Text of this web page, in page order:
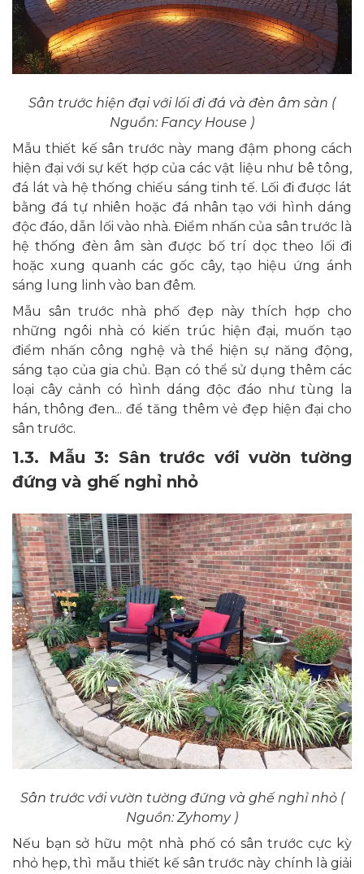
Sân trước hiện đại với lối đi đá và đèn âm sàn (
Nguồn: Fancy House )
Mẫu thiết kế sân trước này mang đậm phong cách
hiện đại với sự kết hợp của các vật liệu như bê tông,
đá lát và hệ thống chiếu sáng tinh tế. Lối đi được lát
bằng đá tự nhiên hoặc đá nhân tạo với hình dáng
độc đáo, dẫn lối vào nhà. Điểm nhấn của sân trước là
hệ thống đèn âm sàn được bố trí dọc theo lối đi
hoặc xung quanh các gốc cây, tạo hiệu ứng ánh
sáng lung linh vào ban đêm.
Mẫu sân trước nhà phố đẹp này thích hợp cho
những ngôi nhà có kiến trúc hiện đại, muốn tạo
điểm nhấn công nghệ và thể hiện sự năng động,
sáng tạo của gia chủ. Bạn có thể sử dụng thêm các
loại cây cảnh có hình dáng độc đáo như tùng la
hán, thông đen... để tăng thêm vẻ đẹp hiện đại cho
sân trước.
1.3. Mẫu 3: Sân trước với vườn tường
đứng và ghế nghỉ nhỏ
Sân trước với vườn tường đứng và ghế nghỉ nhỏ (
Nguồn: Zyhomy )
Nếu bạn sở hữu một nhà phố có sân trước cực kỳ
nhỏ hẹp, thì mẫu thiết kế sân trước này chính là giải